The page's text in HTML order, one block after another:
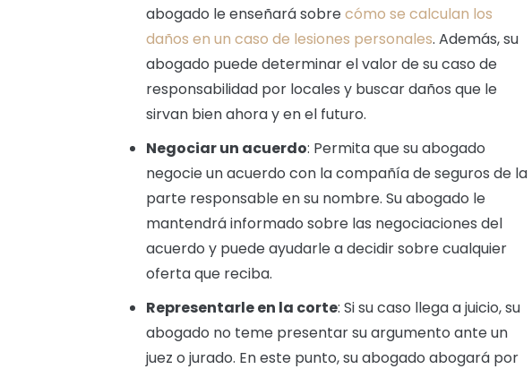
abogado le enseñará sobrecómo se calculan los
daños en un caso de lesiones personales. Además, su
abogado puede determinar el valor de su caso de
responsabilidad por locales y buscar daños que le
sirvan bien ahora y en el futuro.
Negociar un acuerdo: Permita que su abogado
negocie un acuerdo con la compañía de seguros de la
parte responsable en su nombre. Su abogado le
mantendrá informado sobre las negociaciones del
acuerdo y puede ayudarle a decidir sobre cualquier
oferta que reciba.
Representarle en la corte: Si su caso llega a juicio, su
abogado no teme presentar su argumento ante un
juez o jurado. En este punto, su abogado abogará por